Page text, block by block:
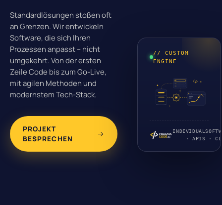
Standardlösungen stoßen oft
an Grenzen. Wir entwickeln
Software, die sich Ihren
Prozessen anpasst – nicht
umgekehrt. Von der ersten
Zeile Code bis zum Go-Live,
mit agilen Methoden und
modernstem Tech-Stack.
PROJEKT
BESPRECHEN
// CUSTOM
ENGINE
· APIS ·